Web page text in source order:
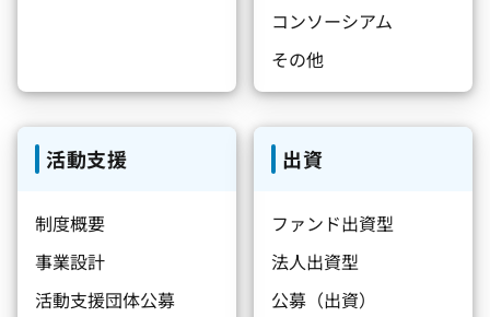
コンソーシアム
その他
活動支援
制度概要
事業設計
活動支援団体公募
出資
ファンド出資型
法人出資型
公募（出資）